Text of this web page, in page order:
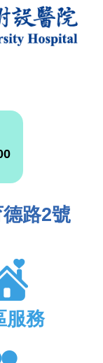
路2號
服務